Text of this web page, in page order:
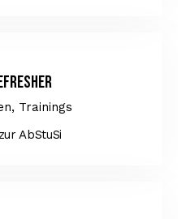
Trainings
AbStuSi